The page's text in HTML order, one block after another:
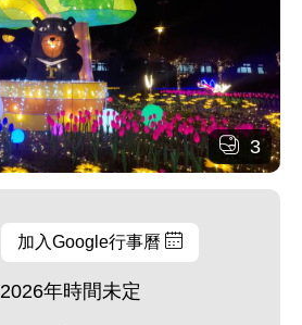
3
加入Google行事曆
2026年時間未定